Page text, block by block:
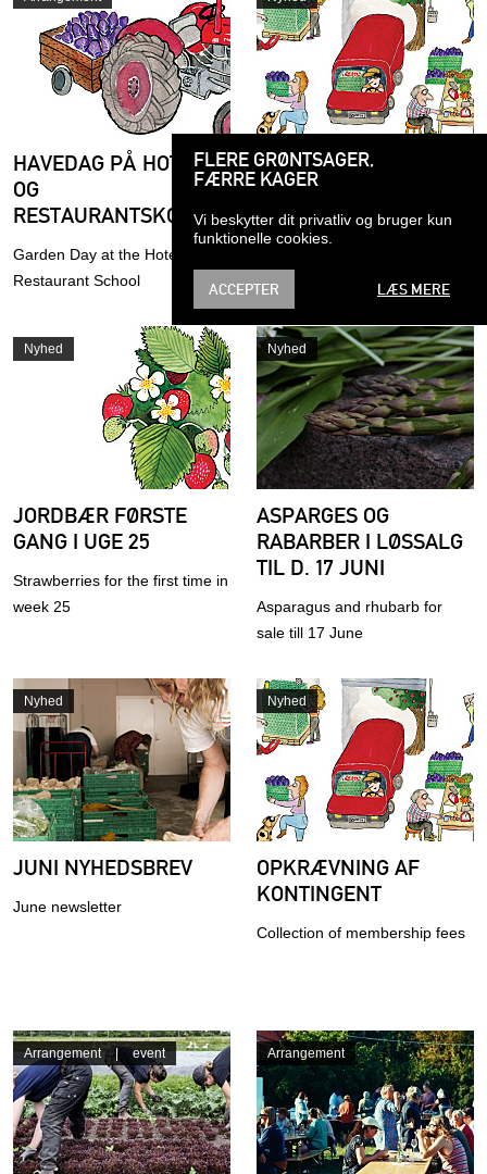
FLERE GRØNTSAGER,
FÆRRE KAGER
Vi beskytter dit privatliv og bruger kun
funktionelle cookies.
ACCEPTER LÆS MERE
HAVEDAG PÅ HOTEL
OG
RESTAURANTSKOLEN
Garden Day at the Hotel and
Restaurant School
JOBOPSLAG:
KOORDINATOR TIL
INDKØB I
KØBENHAVNS
FØDEVAREFÆLLESSKAB
Vi søger en
indkøbskoordinator, der kan
sikre driften i
Fødevarefællesskabets
indkøbsgruppe
Nyhed
JORDBÆR FØRSTE
GANG I UGE 25
Strawberries for the first time in
week 25
Nyhed
ASPARGES OG
RABARBER I LØSSALG
TIL D. 17 JUNI
Asparagus and rhubarb for
sale till 17 June
Nyhed
JUNI NYHEDSBREV
June newsletter
Nyhed
OPKRÆVNING AF
KONTINGENT
Collection of membership fees
Arrangement event Arrangement